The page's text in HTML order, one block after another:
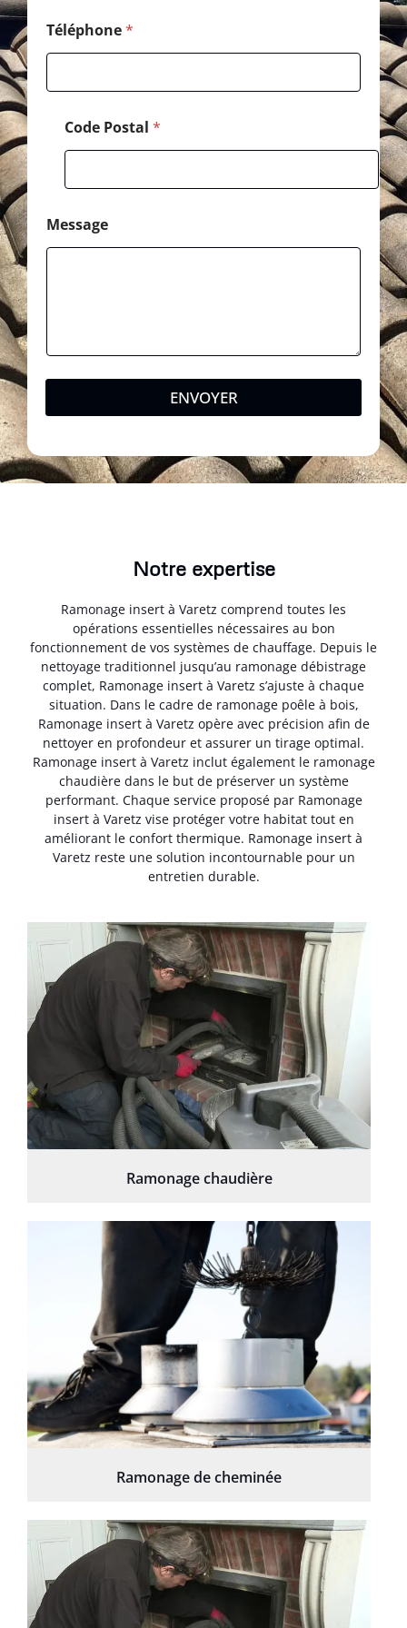
Téléphone*
Code Postal *
d
e
Message
ENVOYER
Notre expertise
Ramonage insert à Varetz comprend toutes les
opérations essentielles nécessaires au bon
fonctionnement de vos systèmes de chauffage. Depuis le
nettoyage traditionnel jusqu’au ramonage débistrage
complet, Ramonage insert à Varetz s’ajuste à chaque
situation. Dans le cadre de ramonage poêle à bois,
Ramonage insert à Varetz opère avec précision afin de
nettoyer en profondeur et assurer un tirage optimal.
Ramonage insert à Varetz inclut également le ramonage
chaudière dans le but de préserver un système
performant. Chaque service proposé par Ramonage
insert à Varetz vise protéger votre habitat tout en
améliorant le confort thermique. Ramonage insert à
Varetz reste une solution incontournable pour un
entretien durable.
Ramonage chaudière
Ramonage de cheminée